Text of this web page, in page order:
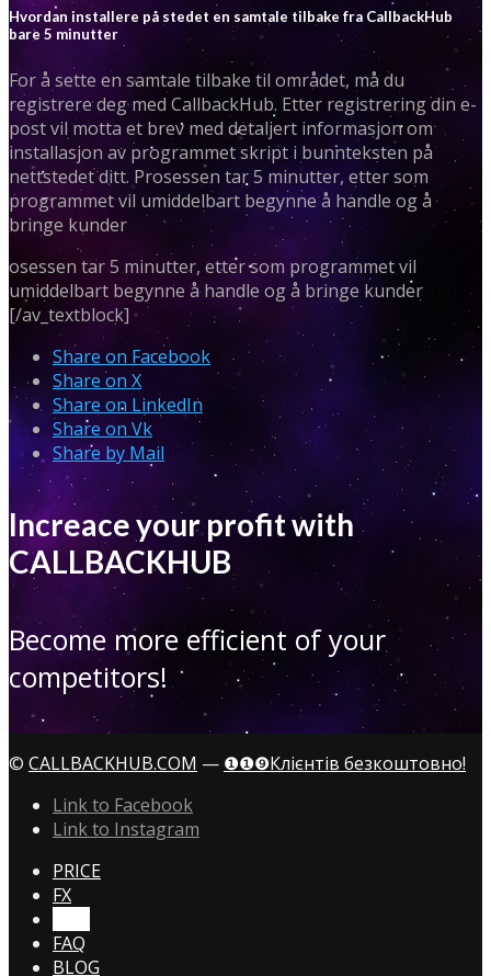
Hvordan installere på stedet en samtale tilbake fra CallbackHub
bare 5 minutter
For å sette en samtale tilbake til området, må du
registrere deg med CallbackHub. Etter registrering din e-
post vil motta et brev med detaljert informasjon om
installasjon av programmet skript i bunnteksten på
nettstedet ditt. Prosessen tar 5 minutter, etter som
programmet vil umiddelbart begynne å handle og å
bringe kunder
osessen tar 5 minutter, etter som programmet vil
umiddelbart begynne å handle og å bringe kunder
[/av_textblock]
Share on Facebook
Share on X
Share on LinkedIn
Share on Vk
Share by Mail
Increace your profit with
CALLBACKHUB
Become more efficient of your
competitors!
© CALLBACKHUB.COM — ❶❶❾Клієнтів безкоштовно!
Link to Facebook
Link to Instagram
PRICE
FX
FAQ
BLOG